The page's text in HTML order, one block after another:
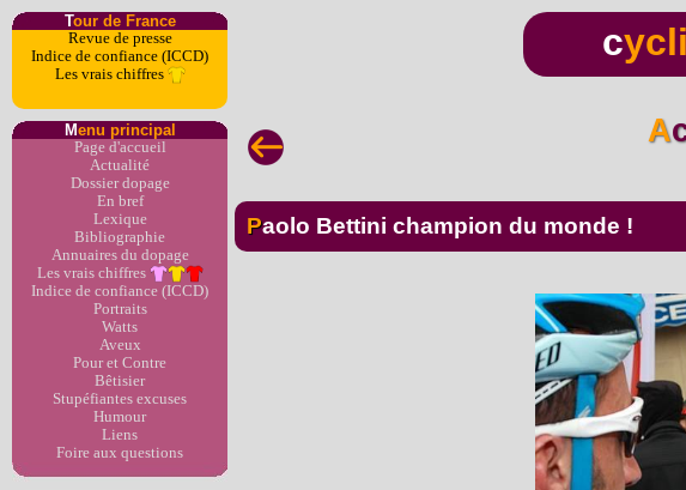
Tour de France
Revue de presse
Indice de confiance (ICCD)
Les vrais chiffres
Menu principal
Page d'accueil
Actualité
Dossier dopage
En bref
Lexique
Bibliographie
Annuaires du dopage
Les vrais chiffres
Indice de confiance (ICCD)
Portraits
Watts
Aveux
Pour et Contre
Bêtisier
Stupéfiantes excuses
Humour
Liens
Foire aux questions
c
Paolo Bettini champion du monde !